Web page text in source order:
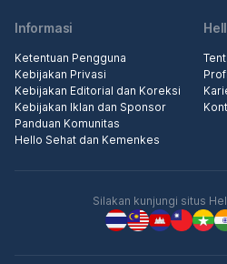
Informasi
Ketentuan Pengguna
Kebijakan Privasi
Kebijakan Editorial dan Koreksi
Kebijakan Iklan dan Sponsor
Panduan Komunitas
Hello Sehat dan Kemenkes
Silakan kunjungi situs